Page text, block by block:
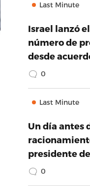
Last Minute
Israel lanzó
número de
desde
0
Last Minute
Un día antes
presidente
0